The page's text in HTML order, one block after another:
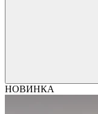
НОВИНКА